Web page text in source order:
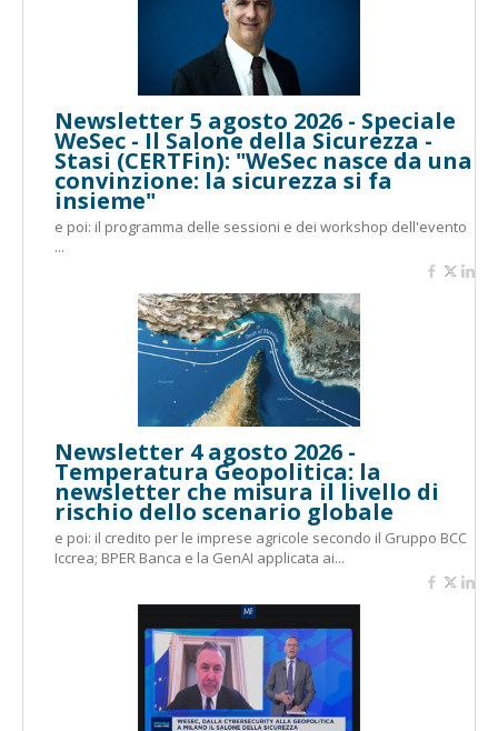
Newsletter 5 agosto 2026 - Speciale
WeSec - Il Salone della Sicurezza -
Stasi (CERTFin): "WeSec nasce da una
convinzione: la sicurezza si fa
insieme"
e poi: il programma delle sessioni e dei workshop dell'evento
...
Newsletter 4 agosto 2026 -
Temperatura Geopolitica: la
newsletter che misura il livello di
rischio dello scenario globale
e poi: il credito per le imprese agricole secondo il Gruppo BCC
Iccrea; BPER Banca e la GenAI applicata ai...